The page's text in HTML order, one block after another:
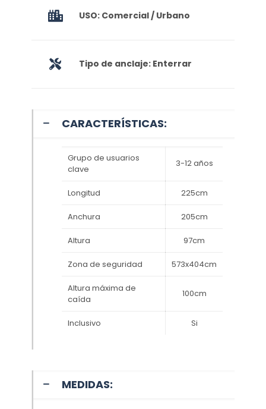
USO: Comercial / Urbano
Tipo de anclaje: Enterrar
CARACTERÍSTICAS:
Grupo de usuarios
clave
3-12 años
Longitud 225cm
Anchura 205cm
Altura 97cm
Zona de seguridad 573x404cm
Altura máxima de
caída
100cm
Inclusivo Si
MEDIDAS: